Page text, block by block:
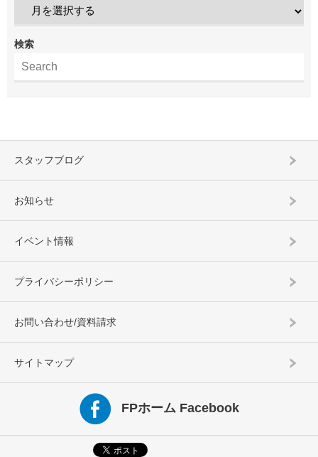
検索
スタッフブログ
お知らせ
イベント情報
プライバシーポリシー
お問い合わせ/資料請求
サイトマップ
FPホーム Facebook